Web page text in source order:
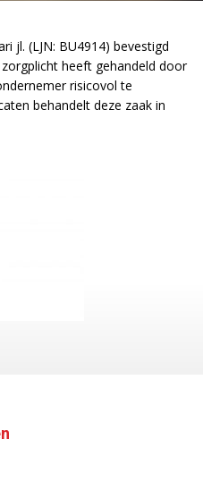
jl. (LJN: BU4914) bevestigd
heeft gehandeld door
risicovol te
behandelt deze zaak in